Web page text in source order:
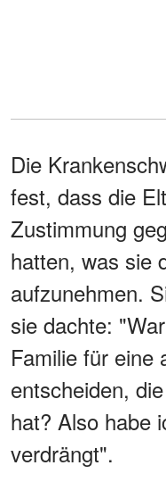
Die
fest, dass die
Zustimmung
hatten, was sie
aufzunehmen.
sie dachte:
Familie für eine
entscheiden,
hat? Also habe
verdrängt".